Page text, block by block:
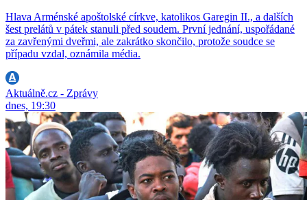
Hlava Arménské apoštolské církve, katolikos Garegin II., a dalších
šest prelátů v pátek stanuli před soudem. První jednání, uspořádané
za zavřenými dveřmi, ale zakrátko skončilo, protože soudce se
případu vzdal, oznámila média.
Aktuálně.cz - Zprávy
dnes, 19:30